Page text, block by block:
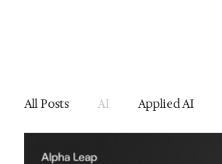
All Posts AI Applied AI